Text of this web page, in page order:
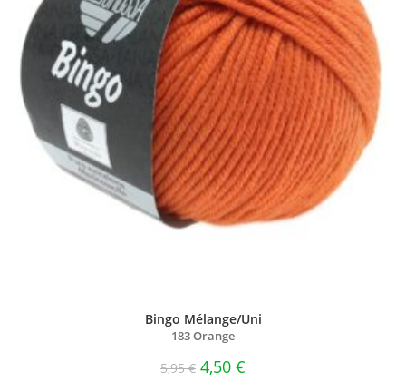
Bingo Mélange/Uni
183 Orange
5,95€ 4,50 €